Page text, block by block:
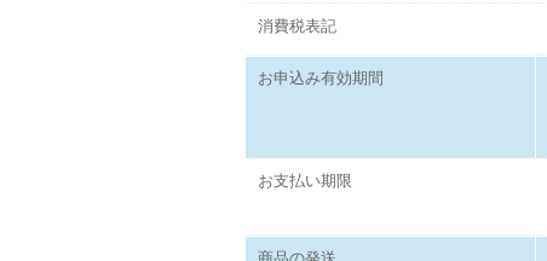
消費税表記
お申込み有効期間
お支払い期限